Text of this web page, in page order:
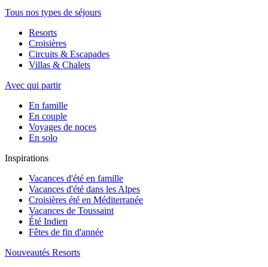
Tous nos types de séjours
Resorts
Croisières
Circuits & Escapades
Villas & Chalets
Avec qui partir
En famille
En couple
Voyages de noces
En solo
Inspirations
Vacances d'été en famille
Vacances d'été dans les Alpes
Croisières été en Méditerranée
Vacances de Toussaint
Été Indien
Fêtes de fin d'année
Nouveautés Resorts